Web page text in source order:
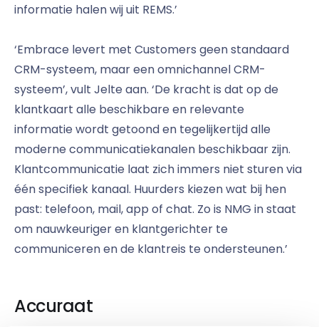
informatie halen wij uit REMS.’
‘Embrace levert met Customers geen standaard
CRM-systeem, maar een omnichannel CRM-
systeem’, vult Jelte aan. ‘De kracht is dat op de
klantkaart alle beschikbare en relevante
informatie wordt getoond en tegelijkertijd alle
moderne communicatiekanalen beschikbaar zijn.
Klantcommunicatie laat zich immers niet sturen via
één specifiek kanaal. Huurders kiezen wat bij hen
past: telefoon, mail, app of chat. Zo is NMG in staat
om nauwkeuriger en klantgerichter te
communiceren en de klantreis te ondersteunen.’
Accuraat